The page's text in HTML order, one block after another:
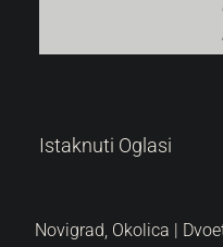
Istaknuti Oglasi
319.000 €
Novigrad, Okolica |